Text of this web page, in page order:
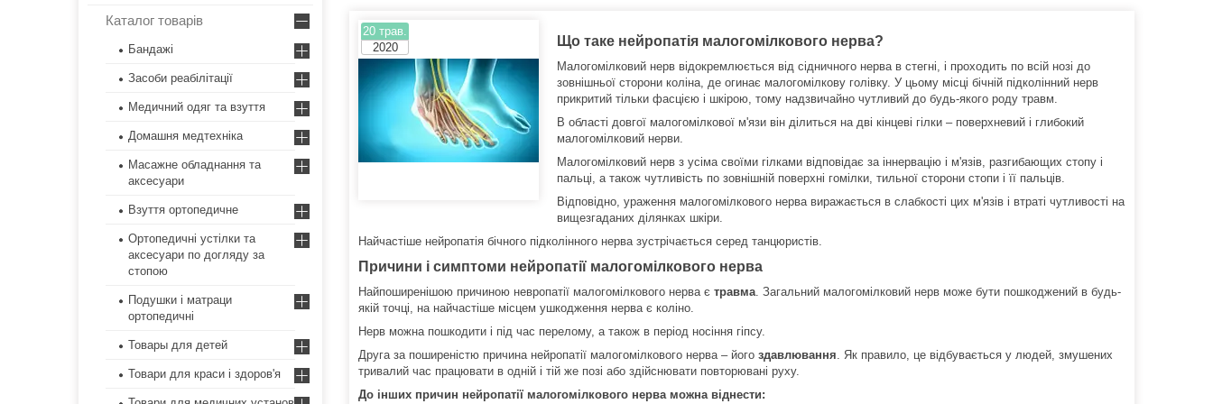
20 трав.
2020
Що таке нейропатія малогомілкового нерва?
Малогомілковий нерв відокремлюється від сідничного нерва в стегні, і проходить по всій нозі до
зовнішньої сторони коліна, де огинає малогомілкову голівку. У цьому місці бічній підколінний нерв
прикритий тільки фасцією і шкірою, тому надзвичайно чутливий до будь-якого роду травм.
В області довгої малогомілкової м'язи він ділиться на дві кінцеві гілки – поверхневий і глибокий
малогомілковий нерви.
Малогомілковий нерв з усіма своїми гілками відповідає за іннервацію і м'язів, разгибающих стопу і
пальці, а також чутливість по зовнішній поверхні гомілки, тильної сторони стопи і її пальців.
Відповідно, ураження малогомілкового нерва виражається в слабкості цих м'язів і втраті чутливості на
вищезгаданих ділянках шкіри.
Найчастіше нейропатія бічного підколінного нерва зустрічається серед танцюристів.
Причини і симптоми нейропатії малогомілкового нерва
Найпоширенішою причиною невропатії малогомілкового нерва є травма. Загальний малогомілковий нерв може бути пошкоджений в будь-
якій точці, на найчастіше місцем ушкодження нерва є коліно.
Нерв можна пошкодити і під час перелому, а також в період носіння гіпсу.
Друга за поширеністю причина нейропатії малогомілкового нерва – його здавлювання. Як правило, це відбувається у людей, змушених
тривалий час працювати в одній і тій же позі або здійснювати повторювані руху.
До інших причин нейропатії малогомілкового нерва можна віднести:
Каталог товарів
Бандажі
Засоби реабілітації
Медичний одяг та взуття
Домашня медтехніка
Масажне обладнання та
аксесуари
Взуття ортопедичне
Ортопедичні устілки та
аксесуари по догляду за
стопою
Подушки і матраци
ортопедичні
Товары для детей
Товари для краси і здоров'я